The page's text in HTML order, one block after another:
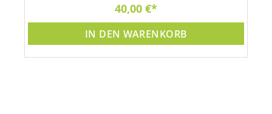
40,00 €
IN DEN WARENKORB